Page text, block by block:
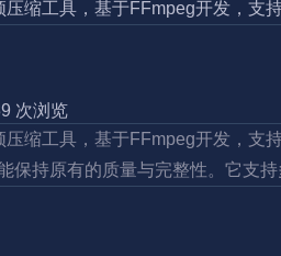
压缩工具，基于FFmpeg开发，支
次浏览
缩工具，基于FFmpeg开发，支
保持原有的质量与完整性。它支